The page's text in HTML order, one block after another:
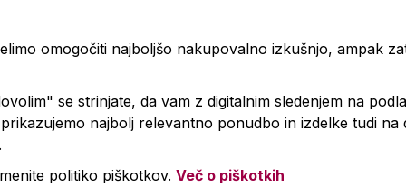
peresnica, Animal Planet, Colibri
€
Blok, Akta,
zgoraj
omogočiti najboljšo nakupovalno izkušnjo, ampak
se strinjate, da vam z digitalnim sledenjem na
najbolj relevantno ponudbo in izdelke tudi na
politiko piškotkov. Več o piškotkih